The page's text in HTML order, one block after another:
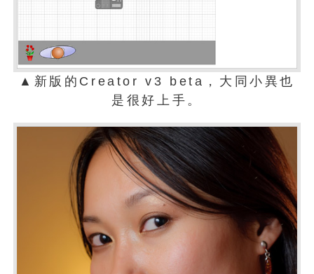
▲新版的Creator v3 beta，大同小異也
是很好上手。